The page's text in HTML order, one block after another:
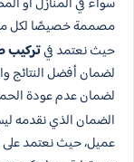
مصممة خصيصًا لكل
حيث نعتمد فيتركيب
لضمان أفضل النتائج
لضمان عدم عودة
الضمان الذي نقدمه
عميل، حيث نعتمد على